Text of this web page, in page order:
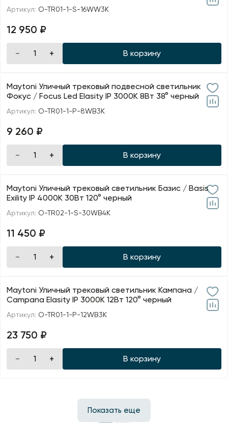
Артикул: O-TR01-1-S-16WW3K
12 950 ₽
В корзину
Maytoni Уличный трековый подвесной светильник
Фокус / Focus Led Elasity IP 3000К 8Вт 38° черный
Артикул: O-TR01-1-P-8WB3K
9 260 ₽
В корзину
Maytoni Уличный трековый светильник Базис / Basis
Exility IP 4000К 30Вт 120° черный
Артикул: O-TR02-1-S-30WB4K
11 450 ₽
В корзину
Maytoni Уличный трековый светильник Кампана /
Campana Elasity IP 3000К 12Вт 120° черный
Артикул: O-TR01-1-P-12WB3K
23 750 ₽
В корзину
Показать еще